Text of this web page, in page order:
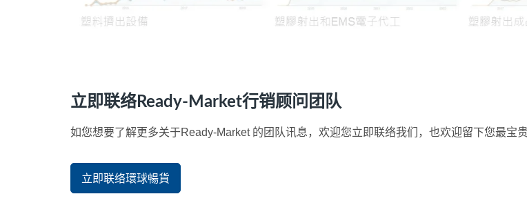
立即联络Ready-Market行销顾问团队
如您想要了解更多关于Ready-Market 的团队讯息，欢迎您立即联络我们，也欢迎留下您最宝贵
立即联络環球暢貨